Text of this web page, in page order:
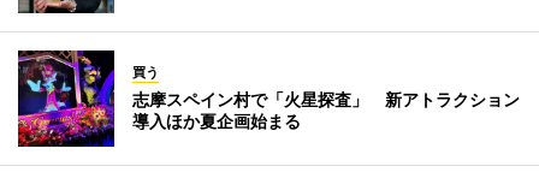
買う
志摩スペイン村で「火星探査」 新アトラクション
導入ほか夏企画始まる